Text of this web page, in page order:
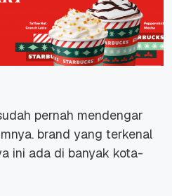
pernah mendengar
brand yang terkenal
ini ada di banyak kota-